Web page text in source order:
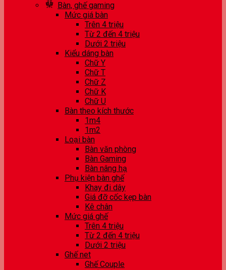
Bàn, ghế gaming
Mức giá bàn
Trên 4 triệu
Từ 2 đến 4 triệu
Dưới 2 triệu
Kiểu dáng bàn
Chữ Y
Chữ T
Chữ Z
Chữ K
Chữ U
Bàn theo kích thước
1m4
1m2
Loại bàn
Bàn văn phòng
Bàn Gaming
Bàn nâng hạ
Phụ kiện bàn ghế
Khay đi dây
Giá đỡ cốc kẹp bàn
Kê chân
Mức giá ghế
Trên 4 triệu
Từ 2 đến 4 triệu
Dưới 2 triệu
Ghế net
Ghế Couple